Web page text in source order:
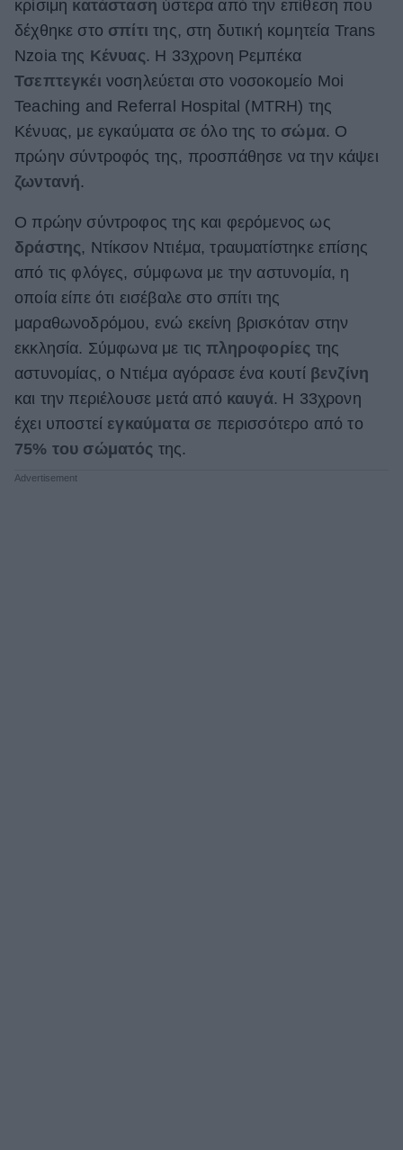
Χωρίς Ταμπέλες
Women's Forum
Hautes Grecians
Γάμος
Market News
κρίσιμη κατάσταση ύστερα από την επίθεση που
δέχθηκε στο σπίτιτης, στη δυτική κομητεία Trans
Nzoia της Κένυας. Η 33χρονη Ρεμπέκα
Τσεπτεγκέι νοσηλεύεται στο νοσοκομείο Moi
Teaching and Referral Hospital (MTRH) της
Κένυας, με εγκαύματα σε όλο της το σώμα. Ο
πρώην σύντροφός της, προσπάθησε να την κάψει
ζωντανή.
Ο πρώην σύντροφος της και φερόμενος ως
δράστης, Ντίκσον Ντιέμα, τραυματίστηκε επίσης
από τις φλόγες, σύμφωνα με την αστυνομία, η
οποία είπε ότι εισέβαλε στο σπίτι της
μαραθωνοδρόμου, ενώ εκείνη βρισκόταν στην
εκκλησία. Σύμφωνα με τιςπληροφορίες της
αστυνομίας, ο Ντιέμα αγόρασε ένα κουτί βενζίνη
και την περιέλουσε μετά από καυγά. Η 33χρονη
έχει υποστεί εγκαύματα σε περισσότερο από το
75% του σώματός της.